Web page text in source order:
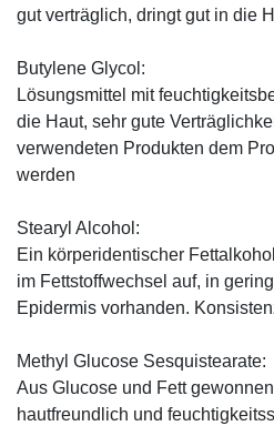
gut verträglich, dringt gut in die
Butylene Glycol:
Lösungsmittel mit
die Haut, sehr gute
verwendeten Produkten dem
werden
Stearyl Alcohol:
Ein körperidentischer
im Fettstoffwechsel auf, in
Epidermis vorhanden.
Methyl Glucose Sesquistearate:
Aus Glucose und Fett
hautfreundlich und